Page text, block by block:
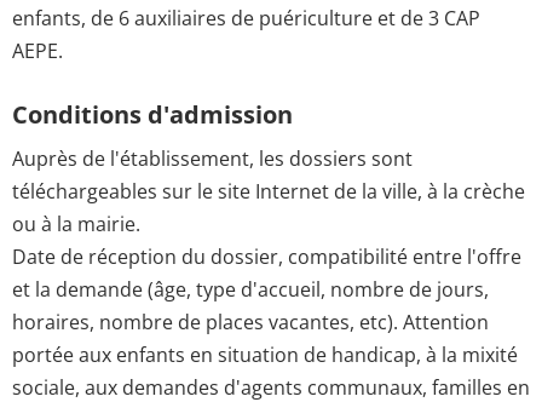
enfants, de 6 auxiliaires de puériculture et de 3 CAP
AEPE.
Conditions d'admission
Auprès de l'établissement, les dossiers sont
téléchargeables sur le site Internet de la ville, à la crèche
ou à la mairie.
Date de réception du dossier, compatibilité entre l'offre
et la demande (âge, type d'accueil, nombre de jours,
horaires, nombre de places vacantes, etc). Attention
portée aux enfants en situation de handicap, à la mixité
sociale, aux demandes d'agents communaux, familles en